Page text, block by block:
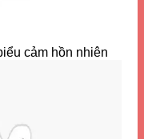
cảm hồn nhiên